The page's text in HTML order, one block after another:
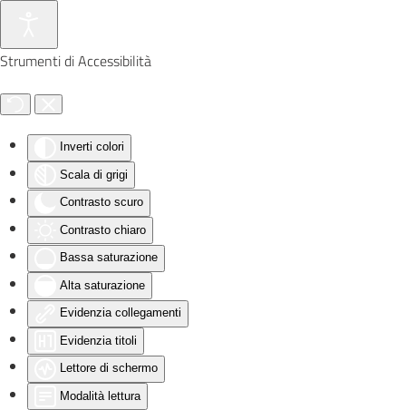
Strumenti di Accessibilità
Inverti colori
Scala di grigi
Contrasto scuro
Contrasto chiaro
Bassa saturazione
Alta saturazione
Evidenzia collegamenti
Evidenzia titoli
Lettore di schermo
Modalità lettura
Skip to main content